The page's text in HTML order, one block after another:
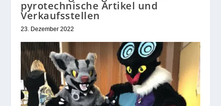
pyrotechnische Artikel und
Verkaufsstellen
23. Dezember 2022